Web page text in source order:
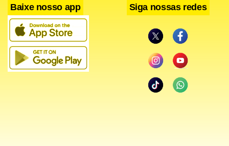
Baixe nosso app Siga nossas redes